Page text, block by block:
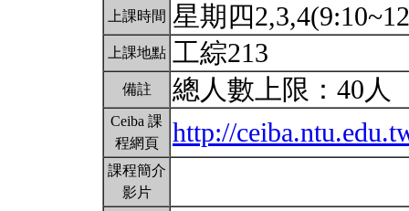
上課時間 星期四
上課地點 工綜213
備註 總人數上限：40人
Ceiba 課
程網頁
http://
課程簡介
影片